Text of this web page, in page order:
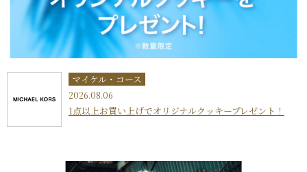
マイケル・コース
2026.08.06
1点以上お買い上げでオリジナルクッキープレゼント！